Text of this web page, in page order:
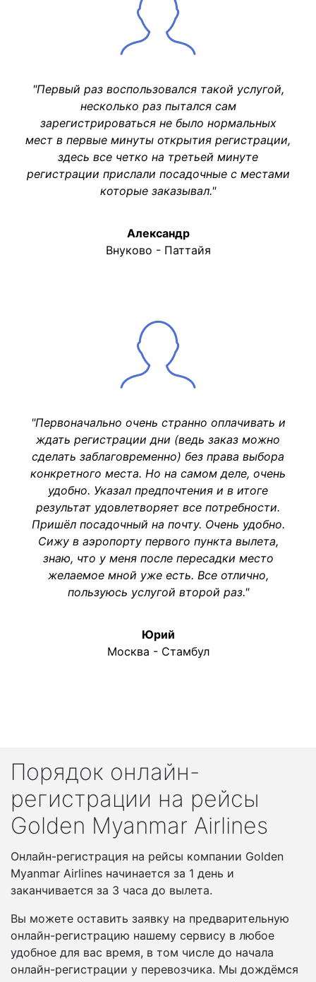
"Первый раз воспользовался такой услугой,
несколько раз пытался сам
зарегистрироваться не было нормальных
мест в первые минуты открытия регистрации,
здесь все четко на третьей минуте
регистрации прислали посадочные с местами
которые заказывал."
Александр
Внуково - Паттайя
"Первоначально очень странно оплачивать и
ждать регистрации дни (ведь заказ можно
сделать заблаговременно) без права выбора
конкретного места. Но на самом деле, очень
удобно. Указал предпочтения и в итоге
результат удовлетворяет все потребности.
Пришёл посадочный на почту. Очень удобно.
Сижу в аэропорту первого пункта вылета,
знаю, что у меня после пересадки место
желаемое мной уже есть. Все отлично,
пользуюсь услугой второй раз."
Юрий
Москва - Стамбул
Порядок онлайн-
регистрации на рейсы
Golden Myanmar Airlines
Онлайн-регистрация на рейсы компании Golden
Myanmar Airlines начинается за 1 день и
заканчивается за 3 часа до вылета.
Вы можете оставить заявку на предварительную
онлайн-регистрацию нашему сервису в любое
удобное для вас время, в том числе до начала
онлайн-регистрации у перевозчика. Мы дождёмся